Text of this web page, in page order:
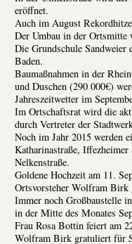
eröffnet.
Auch im August
Der Umbau in der Ortsmitte
Die Grundschule Sandweier
Baden.
Baumaßnahmen in der
und Duschen (290 000€)
Jahreszeitwetter im
Im Ortschaftsrat wird die
durch Vertreter der
Noch im Jahr 2015 werden
Katharinastraße,
Nelkenstraße.
Goldene Hochzeit am 11.
Ortsvorsteher Wolfram
Immer noch Großbaustelle
in der Mitte des Monates
Frau Rosa Bottin feiert am
Wolfram Birk gratuliert für